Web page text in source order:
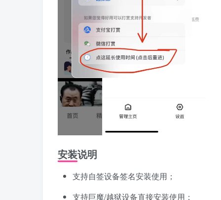
安装说明
支持自签设备签名安装使用；
支持巨魔/越狱设备直接安装使用；